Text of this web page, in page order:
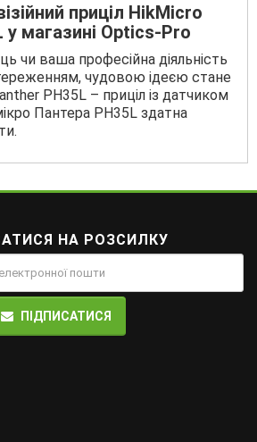
приціл HikMicro
у магазині Optics-Pro
чи ваша професійна діяльність
чудовою ідеєю стане
PH35L – приціл із датчиком
Пантера PH35L здатна
НА РОЗСИЛКУ
ПІДПИСАТИСЯ